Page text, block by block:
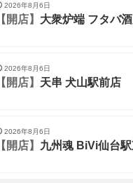
2026年8月6日
【開店】 大衆炉端 フタバ
2026年8月6日
【開店】 天串 犬山駅前店
2026年8月6日
【開店】 九州魂 BiVi仙台